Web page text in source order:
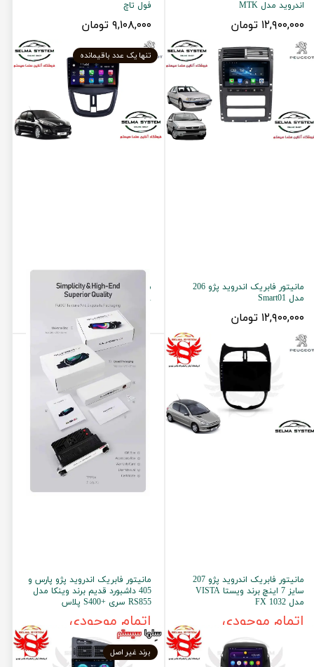
اندروید مدل MTK
۱۲,۹۰۰,۰۰۰ تومان
فول تاچ
۹,۱۰۸,۰۰۰ تومان
مانیتور فابریک اندروید پژو 206
مدل Smart01
۱۲,۹۰۰,۰۰۰ تومان
مانیتور برند دایموند کلاسیک مدل
Diamond Classic C1
اتمام موجودی
تنها یک عدد باقیمانده
مانیتور فابریک اندروید پژو 207
سایز 7 اینچ برند ویستا VISTA
مدل FX 1032
اتمام موجودی
مانیتور فابریک اندروید پژو پارس و
405 داشبورد قدیم برند وینکا مدل
RS855 سری +S400 پلاس
اتمام موجودی
برند غیر اصل